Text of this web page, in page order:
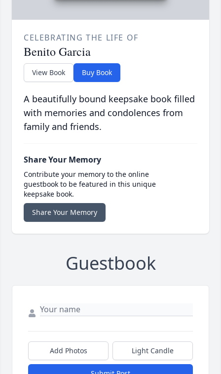
CELEBRATING THE LIFE OF
Benito Garcia
View Book Buy Book
A beautifully bound keepsake book filled
with memories and condolences from
family and friends.
Share Your Memory
Contribute your memory to the online
guestbook to be featured in this unique
keepsake book.
Share Your Memory
Guestbook
Add Photos Light Candle